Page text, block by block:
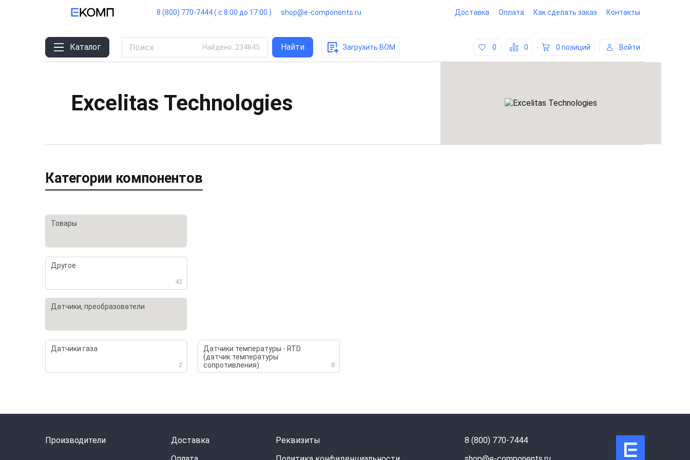
8 (800) 770-7444 ( с 8:00 до 17:00 ) shop@e-components.ru Доставка Оплата Как сделать заказ Контакты
Каталог Найдено: 234845 Найти Загрузить BOM 0 0 0 позиций Войти
Excelitas Technologies
Категории компонентов
Товары
Другое
42
Датчики, преобразователи
Датчики газа
2
Датчики температуры - RTD
(датчик температуры
сопротивления)
8
Производители
Доставка
Реквизиты
8 (800) 770-7444